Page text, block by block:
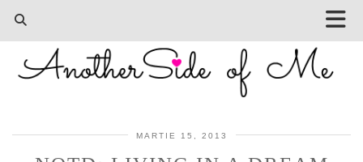
MARTIE 15, 2013